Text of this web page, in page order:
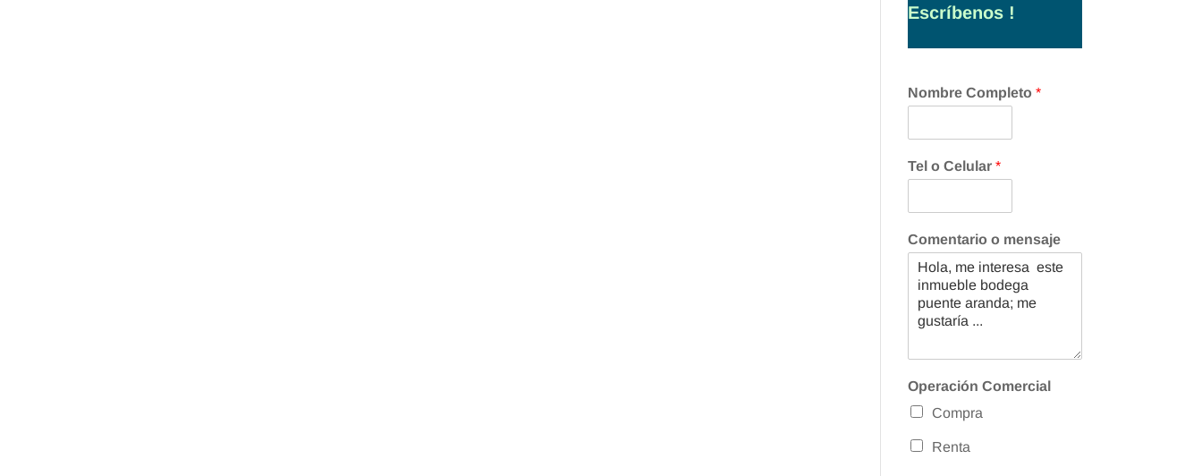
Escríbenos !
Nombre Completo*
Tel o Celular*
Comentario o mensaje
Operación Comercial
Compra
Renta